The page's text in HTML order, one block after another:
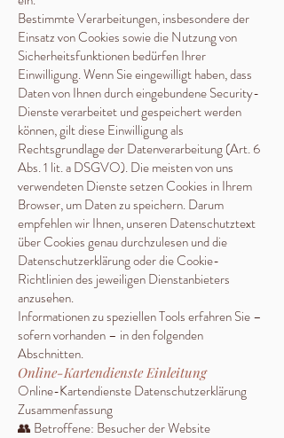
Bestimmte Verarbeitungen, insbesondere der
Einsatz von Cookies sowie die Nutzung von
Sicherheitsfunktionen bedürfen Ihrer
Einwilligung. Wenn Sie eingewilligt haben, dass
Daten von Ihnen durch eingebundene Security-
Dienste verarbeitet und gespeichert werden
können, gilt diese Einwilligung als
Rechtsgrundlage der Datenverarbeitung (Art. 6
Abs. 1 lit. a DSGVO). Die meisten von uns
verwendeten Dienste setzen Cookies in Ihrem
Browser, um Daten zu speichern. Darum
empfehlen wir Ihnen, unseren Datenschutztext
über Cookies genau durchzulesen und die
Datenschutzerklärung oder die Cookie-
Richtlinien des jeweiligen Dienstanbieters
anzusehen.
Informationen zu speziellen Tools erfahren Sie –
sofern vorhanden – in den folgenden
Abschnitten.
Online-Kartendienste Einleitung
Online-Kartendienste Datenschutzerklärung
Zusammenfassung
👥 Betroffene: Besucher der Website